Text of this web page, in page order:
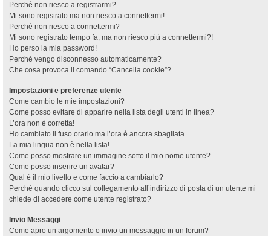
Perché non riesco a registrarmi?
Mi sono registrato ma non riesco a connettermi!
Perché non riesco a connettermi?
Mi sono registrato tempo fa, ma non riesco più a connettermi?!
Ho perso la mia password!
Perché vengo disconnesso automaticamente?
Che cosa provoca il comando “Cancella cookie”?
Impostazioni e preferenze utente
Come cambio le mie impostazioni?
Come posso evitare di apparire nella lista degli utenti in linea?
L’ora non è corretta!
Ho cambiato il fuso orario ma l’ora è ancora sbagliata
La mia lingua non è nella lista!
Come posso mostrare un’immagine sotto il mio nome utente?
Come posso inserire un avatar?
Qual è il mio livello e come faccio a cambiarlo?
Perché quando clicco sul collegamento all’indirizzo di posta di un utente mi
chiede di accedere come utente registrato?
Invio Messaggi
Come apro un argomento o invio un messaggio in un forum?